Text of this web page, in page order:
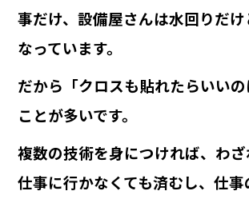
事だけ、設備屋さんは水回りだ
なっています。
だから「クロスも貼れたらいい
ことが多いです。
複数の技術を身につければ、わ
仕事に行かなくても済むし、仕